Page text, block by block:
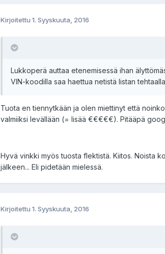
Kirjoitettu 1. Syyskuuta, 2016
Lukkoperä auttaa etenemisessä ihan
VIN-koodilla saa haettua netistä listan
Tuota en tiennytkään ja olen miettinyt että
valmiiksi levällään (= lisää €€€€€). Pitääpä
Hyvä vinkki myös tuosta flektistä. Kiitos. Noista
jälkeen... Eli pidetään mielessä.
Kirjoitettu 1. Syyskuuta, 2016